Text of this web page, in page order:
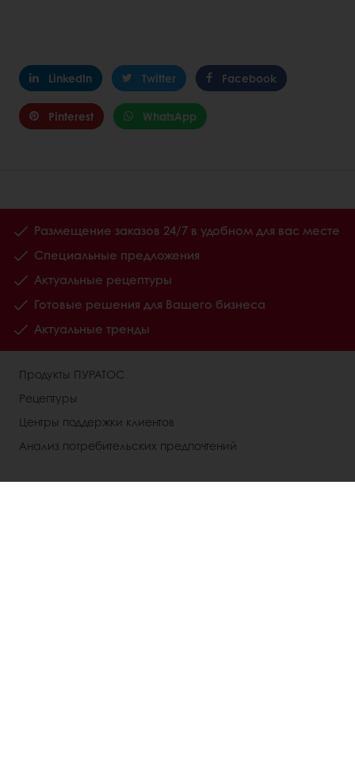
LinkedIn Twitter Facebook
Pinterest WhatsApp
Размещение заказов 24/7 в удобном для вас месте
Специальные предложения
Актуальные рецептуры
Готовые решения для Вашего бизнеса
Актуальные тренды
Продукты ПУРАТОС
Рецептуры
Центры поддержки клиентов
Анализ потребительских предпочтений